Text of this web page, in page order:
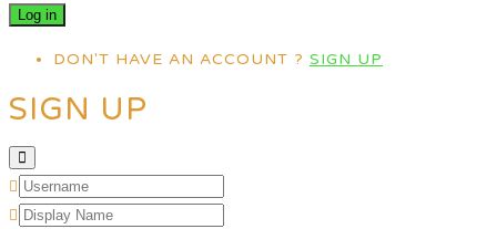
DON'T HAVE AN ACCOUNT ? SIGN UP
SIGN UP